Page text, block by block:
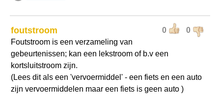
0 0
foutstroom
Foutstroom is een verzameling van
gebeurtenissen; kan een lekstroom of b.v een
kortsluitstroom zijn.
(Lees dit als een 'vervoermiddel' - een fiets en een auto
zijn vervoermiddelen maar een fiets is geen auto )